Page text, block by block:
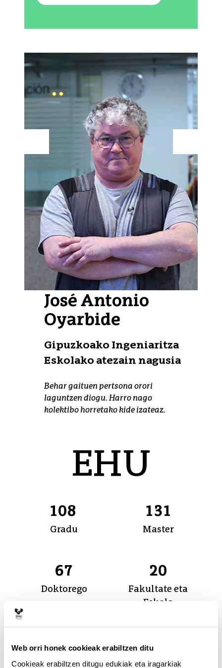
Web orri honek cookieak erabiltzen ditu
Cookieak erabiltzen ditugu edukiak eta iragarkiak
Protagonistak
José Antonio
Oyarbide
Gipuzkoako Ingeniaritza
Eskolako atezain nagusia
Behar gaituen pertsona orori
laguntzen diogu. Harro nago
kolektibo horretako kide izateaz.
EHU zenbakitan
EHU
108
Gradu
131
Master
67
Doktorego
20
Fakultate eta
Eskola
+40 k
Ikasle